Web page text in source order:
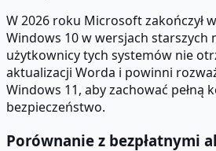
W 2026 roku Microsoft zakończył
Windows 10 w wersjach starszych
użytkownicy tych systemów nie
aktualizacji Worda i powinni
Windows 11, aby zachować pełną
bezpieczeństwo.
Porównanie z bezpłatnymi